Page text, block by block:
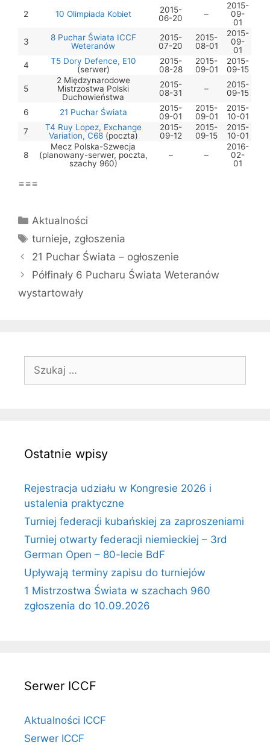
2
10 Olimpiada Kobiet
2015-
06-20
–
2015-
09-
01
3
8 Puchar Świata ICCF
Weteranów
2015-
07-20
2015-
08-01
2015-
09-
01
4
T5 Dory Defence, E10
(serwer)
2015-
08-28
2015-
09-01
2015-
09-15
5
2 Międzynarodowe
Mistrzostwa Polski
Duchowieństwa
2015-
08-31
–
2015-
09-15
6
21 Puchar Świata
2015-
09-01
2015-
09-01
2015-
10-01
7
T4 Ruy Lopez, Exchange
Variation, C68(poczta)
2015-
09-12
2015-
09-15
2015-
10-01
8
Mecz Polska-Szwecja
(planowany-serwer, poczta,
szachy 960)
– –
2016-
02-
01
===
Kategorie
Aktualności
Tagi
turnieje, zgłoszenia
21 Puchar Świata – ogłoszenie
Półfinały 6 Pucharu Świata Weteranów
wystartowały
Szukaj:
Ostatnie wpisy
Rejestracja udziału w Kongresie 2026 i
ustalenia praktyczne
Turniej federacji kubańskiej za zaproszeniami
Turniej otwarty federacji niemieckiej – 3rd
German Open – 80-lecie BdF
Upływają terminy zapisu do turniejów
1 Mistrzostwa Świata w szachach 960
zgłoszenia do 10.09.2026
Serwer ICCF
Aktualności ICCF
Serwer ICCF